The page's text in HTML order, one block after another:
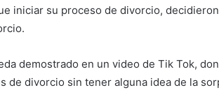
iniciar su proceso de divorcio,
demostrado en un video de Tik Tok,
de divorcio sin tener alguna idea de la